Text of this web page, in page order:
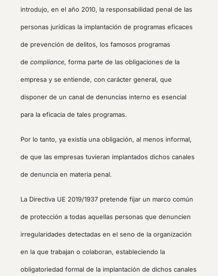
introdujo, en el año 2010, la responsabilidad penal de las
personas jurídicas la implantación de programas eficaces
de prevención de delitos, los famosos programas
de compliance, forma parte de las obligaciones de la
empresa y se entiende, con carácter general, que
disponer de un canal de denuncias interno es esencial
para la eficacia de tales programas.
Por lo tanto, ya existía una obligación, al menos informal,
de que las empresas tuvieran implantados dichos canales
de denuncia en materia penal.
La Directiva UE 2019/1937 pretende fijar un marco común
de protección a todas aquellas personas que denuncien
irregularidades detectadas en el seno de la organización
en la que trabajan o colaboran, estableciendo la
obligatoriedad formal de la implantación de dichos canales